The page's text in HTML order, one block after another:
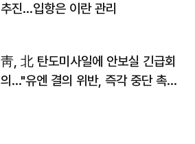
추진…입항은 이란 관리
靑, 北 탄도미사일에 안보실 긴급회
의…"유엔 결의 위반, 즉각 중단 촉